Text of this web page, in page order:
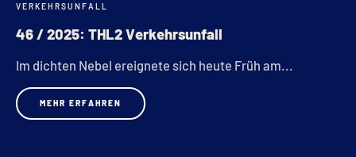
VERKEHRSUNFALL
46 / 2025: THL2 Verkehrsunfall
Im dichten Nebel ereignete sich heute Früh am...
MEHR ERFAHREN